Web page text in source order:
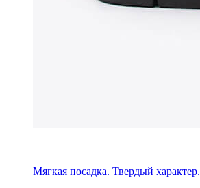
Мягкая посадка. Твердый характер.